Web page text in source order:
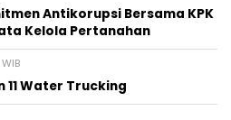
Antikorupsi Bersama KPK
Kelola Pertanahan
11 Water Trucking